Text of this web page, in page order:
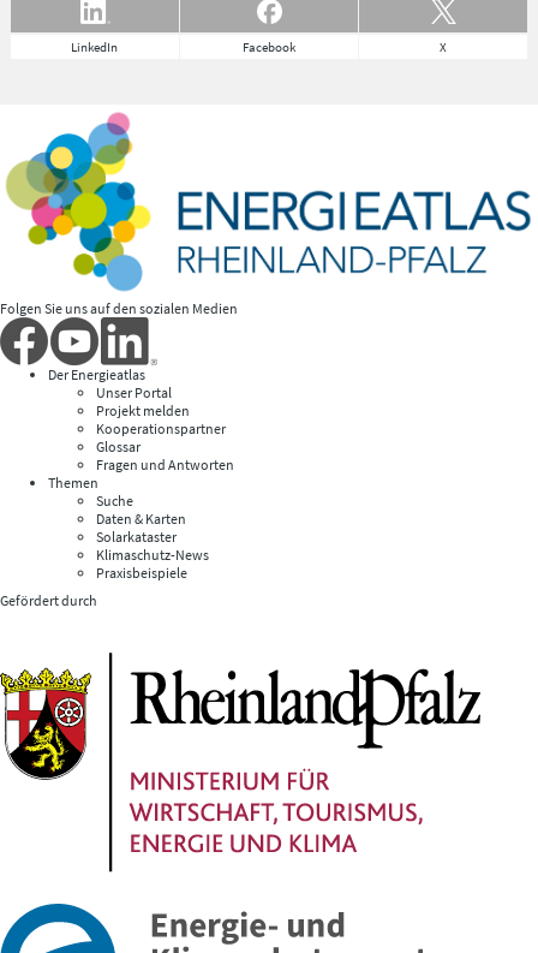
LinkedIn Facebook X
Folgen Sie uns auf den sozialen Medien
Der Energieatlas
Unser Portal
Projekt melden
Kooperationspartner
Glossar
Fragen und Antworten
Themen
Suche
Daten & Karten
Solarkataster
Klimaschutz-News
Praxisbeispiele
Gefördert durch